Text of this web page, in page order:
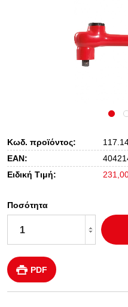
Κωδ. προϊόντος:
EAN:
Ειδική Τιμή:
Ποσότητα
PDF